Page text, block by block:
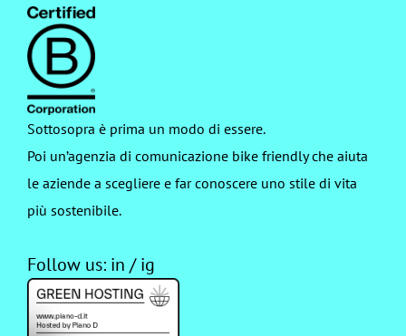
Follow us: in /ig
Sottosopra è prima un modo di essere.
Poi un’agenzia di comunicazione bike friendly che aiuta
le aziende a scegliere e far conoscere uno stile di vita
più sostenibile.